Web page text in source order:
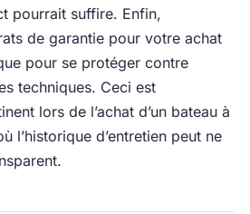
pourrait suffire. Enfin,
de garantie pour votre achat
pour se protéger contre
techniques. Ceci est
lors de l’achat d’un bateau à
l’historique d’entretien peut ne